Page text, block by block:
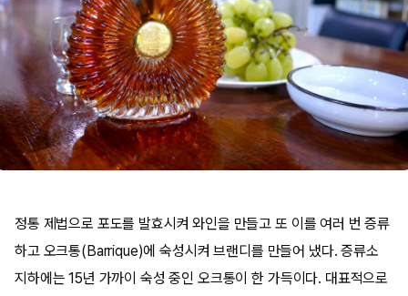
정통 제법으로 포도를 발효시켜 와인을 만들고 또 이를 여러 번 증류
하고 오크통(Barrique)에 숙성시켜 브랜디를 만들어 냈다. 증류소
지하에는 15년 가까이 숙성 중인 오크통이 한 가득이다. 대표적으로